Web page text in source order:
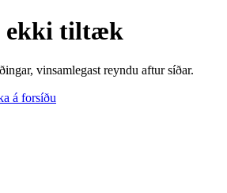
ekki tiltæk
vinsamlegast reyndu aftur síðar.
á forsíðu